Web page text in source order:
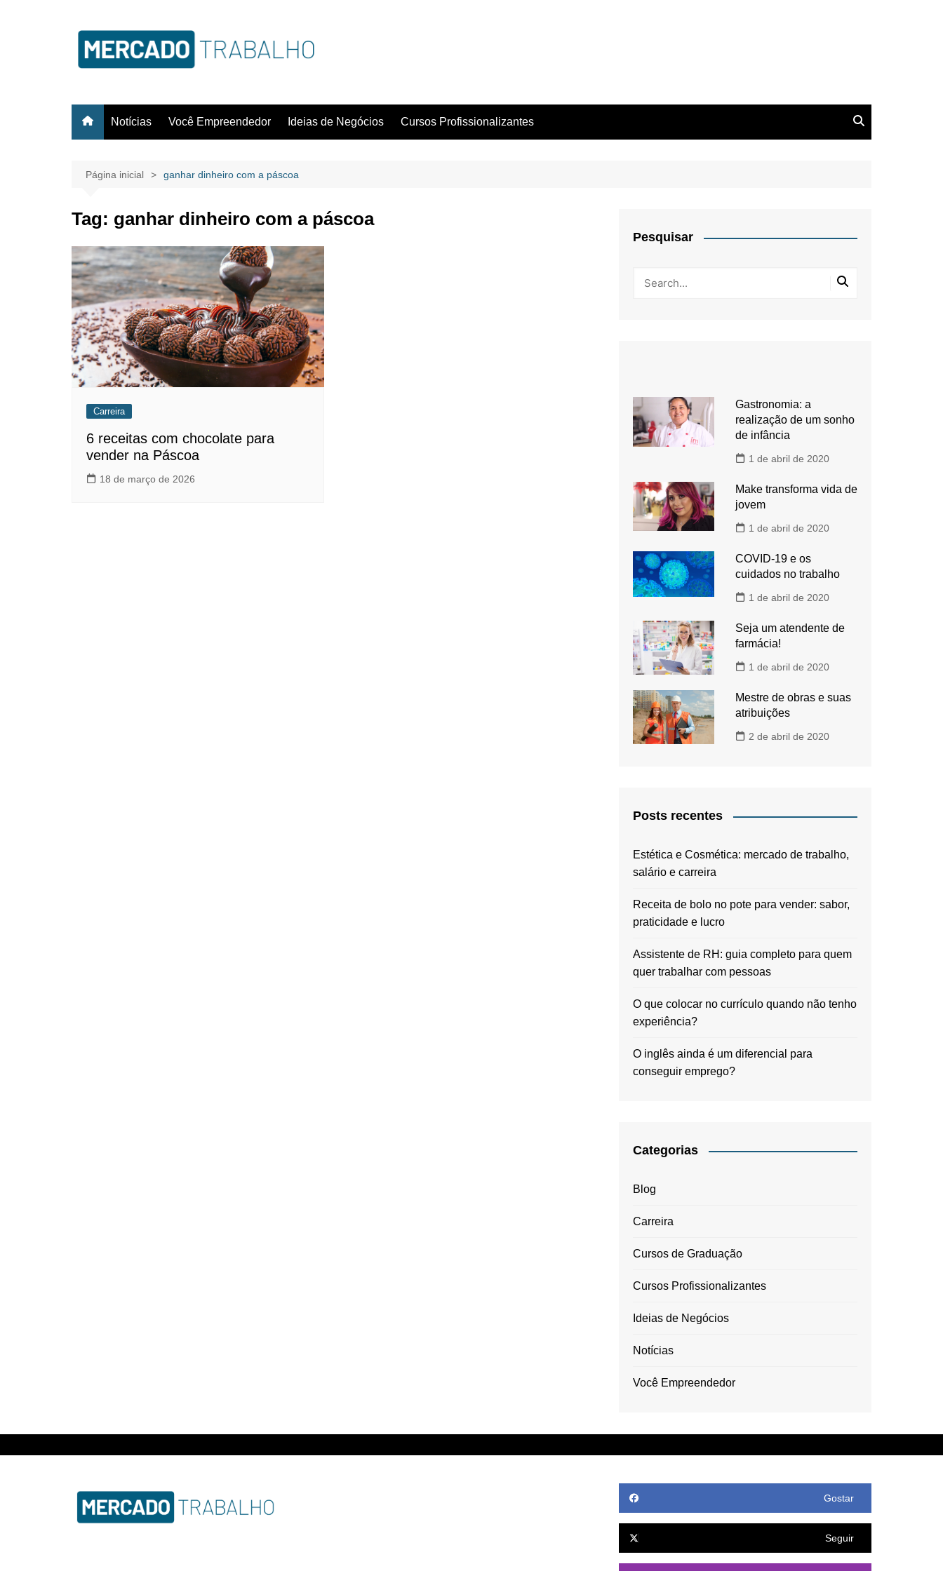
Notícias Você Empreendedor Ideias de Negócios Cursos Profissionalizantes
Página inicial ganhar dinheiro com a páscoa
Tag: ganhar dinheiro com a páscoa
Carreira
6 receitas com chocolate para
vender na Páscoa
18 de março de 2026
Pesquisar
Gastronomia: a
realização de um sonho
de infância
1 de abril de 2020
Make transforma vida de
jovem
1 de abril de 2020
COVID-19 e os
cuidados no trabalho
1 de abril de 2020
Seja um atendente de
farmácia!
1 de abril de 2020
Mestre de obras e suas
atribuições
2 de abril de 2020
Posts recentes
Estética e Cosmética: mercado de trabalho,
salário e carreira
Receita de bolo no pote para vender: sabor,
praticidade e lucro
Assistente de RH: guia completo para quem
quer trabalhar com pessoas
O que colocar no currículo quando não tenho
experiência?
O inglês ainda é um diferencial para
conseguir emprego?
Categorias
Blog
Carreira
Cursos de Graduação
Cursos Profissionalizantes
Ideias de Negócios
Notícias
Você Empreendedor
Gostar
Seguir